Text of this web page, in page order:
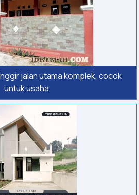
jalan utama komplek, cocok
untuk usaha